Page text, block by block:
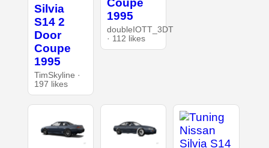
Silvia
S14 2
Door
Coupe
1995
TimSkyline ·
197 likes
1995
doubleIOTT_3DT
· 112 likes